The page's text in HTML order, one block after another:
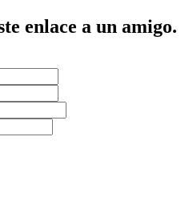
enlace a un amigo.